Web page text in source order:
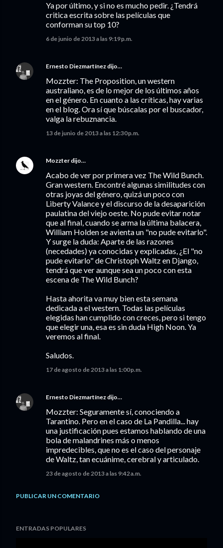
Ya por último, y si no es mucho pedir. ¿Tendrá
critica escrita sobre las películas que
conforman su top 10?
6 de junio de 2013 a las 9:19 p.m.
Ernesto Diezmartínez dijo…
Mozzter: The Proposition, un western
australiano, es de lo mejor de los últimos años
en el género. En cuanto a las críticas, hay varias
en el blog. Ora sí que búscalas por el buscador,
valga la rebuznancia.
13 de junio de 2013 a las 12:30 p.m.
Mozzter dijo…
Acabo de ver por primera vez The Wild Bunch.
Gran western. Encontré algunas similitudes con
otras joyas del género, quizá un poco con
Liberty Valance y el discurso de la desaparición
paulatina del viejo oeste. No pude evitar notar
que al final, cuando se arma la última balacera,
William Holden se avienta un "no pude evitarlo".
Y surge la duda: Aparte de las razones
(necedades) ya conocidas y explicadas, ¿El "no
pude evitarlo" de Christoph Waltz en Django,
tendrá que ver aunque sea un poco con esta
escena de The Wild Bunch?
Hasta ahorita va muy bien esta semana
dedicada a el western. Todas las películas
elegidas han cumplido con creces, pero si tengo
que elegir una, esa es sin duda High Noon. Ya
veremos al final.
Saludos.
17 de agosto de 2013 a las 1:00 p.m.
Ernesto Diezmartínez dijo…
Mozzter: Seguramente sí, conociendo a
Tarantino. Pero en el caso de La Pandilla... hay
una justificación pues estamos hablando de una
bola de malandrines más o menos
impredecibles, que no es el caso del personaje
de Waltz, tan ecuánime, cerebral y articulado.
23 de agosto de 2013 a las 9:42 a.m.
PUBLICAR UN COMENTARIO
ENTRADAS POPULARES